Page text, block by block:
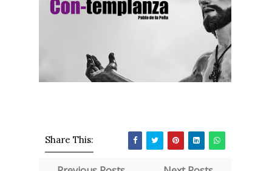
Share This: